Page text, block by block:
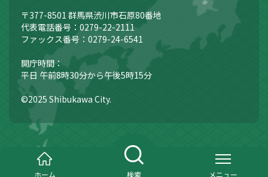
〒377-8501 群馬県渋川市石原80番地
代表電話番号：0279-22-2111
ファックス番号：0279-24-6541
開庁時間：
平日 午前8時30分から午後5時15分
©2025 Shibukawa City.
ホーム 検索 メニュー